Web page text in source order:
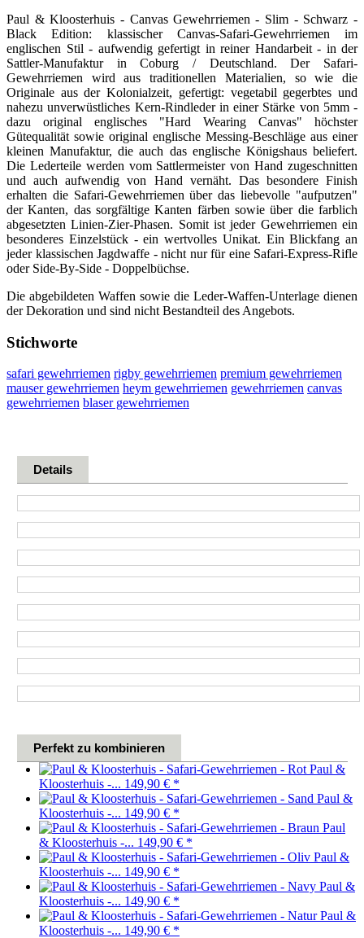
Details
Perfekt zu kombinieren
Paul &
Kloosterhuis -... 149,90 € *
Paul &
Kloosterhuis -... 149,90 € *
Paul
& Kloosterhuis -... 149,90 € *
Paul &
Kloosterhuis -... 149,90 € *
Paul &
Kloosterhuis -... 149,90 € *
Paul &
Kloosterhuis -... 149,90 € *
Paul & Kloosterhuis - Canvas Gewehrriemen - Slim - Schwarz -
Black Edition: klassischer Canvas-Safari-Gewehrriemen im
englischen Stil - aufwendig gefertigt in reiner Handarbeit - in der
Sattler-Manufaktur in Coburg / Deutschland. Der Safari-
Gewehrriemen wird aus traditionellen Materialien, so wie die
Originale aus der Kolonialzeit, gefertigt: vegetabil gegerbtes und
nahezu unverwüstliches Kern-Rindleder in einer Stärke von 5mm -
dazu original englisches "Hard Wearing Canvas" höchster
Gütequalität sowie original englische Messing-Beschläge aus einer
kleinen Manufaktur, die auch das englische Königshaus beliefert.
Die Lederteile werden vom Sattlermeister von Hand zugeschnitten
und auch aufwendig von Hand vernäht. Das besondere Finish
erhalten die Safari-Gewehrriemen über das liebevolle "aufputzen"
der Kanten, das sorgfältige Kanten färben sowie über die farblich
abgesetzten Linien-Zier-Phasen. Somit ist jeder Gewehrriemen ein
besonderes Einzelstück - ein wertvolles Unikat. Ein Blickfang an
jeder klassischen Jagdwaffe - nicht nur für eine Safari-Express-Rifle
oder Side-By-Side - Doppelbüchse.
Die abgebildeten Waffen sowie die Leder-Waffen-Unterlage dienen
der Dekoration und sind nicht Bestandteil des Angebots.
Stichworte
safari gewehrriemen rigby gewehrriemen premium gewehrriemen
mauser gewehrriemen heym gewehrriemen gewehrriemen canvas
gewehrriemen blaser gewehrriemen